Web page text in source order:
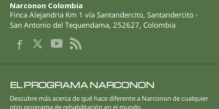
Narconon Colombia
Finca Alejandria Km 1 vía Santandercito, Santandercito -
San Antonio del Tequendama, 252627, Colombia
EL PROGRAMA NARCONON
Descubre más acerca de qué hace diferente a Narconon de cualquier
otro programa de rehabilitación en el mundo.